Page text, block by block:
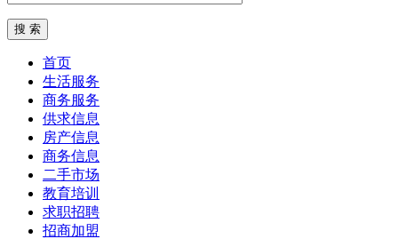
首页
生活服务
商务服务
供求信息
房产信息
商务信息
二手市场
教育培训
求职招聘
招商加盟